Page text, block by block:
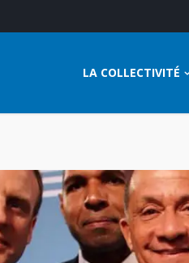
LA COLLECTIVITÉ